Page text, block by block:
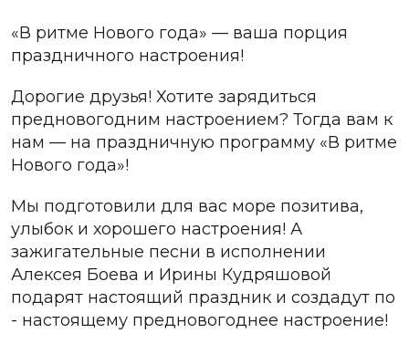
«В ритме Нового года» — ваша порция
праздничного настроения!
Дорогие друзья! Хотите зарядиться
предновогодним настроением? Тогда вам к
нам — на праздничную программу «В ритме
Нового года»!
Мы подготовили для вас море позитива,
улыбок и хорошего настроения! А
зажигательные песни в исполнении
Алексея Боева и Ирины Кудряшовой
подарят настоящий праздник и создадут по
- настоящему предновогоднее настроение!